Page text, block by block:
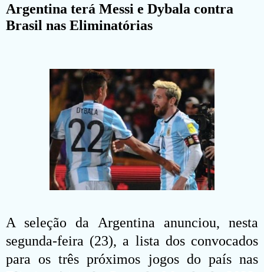
Argentina terá Messi e Dybala contra
Brasil nas Eliminatórias
A seleção da Argentina anunciou, nesta
segunda-feira (23), a lista dos convocados
para os três próximos jogos do país nas